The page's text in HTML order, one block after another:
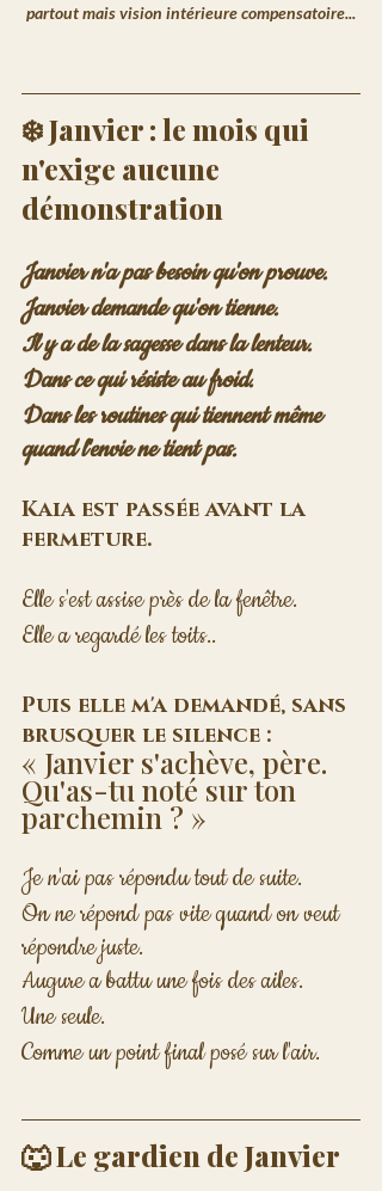
partout mais vision intérieure compensatoire...
❄️ Janvier : le mois qui
n'exige aucune
démonstration
Janvier n'a pas besoin qu'on prouve.
Janvier demande qu'on tienne.
Il y a de la sagesse dans la lenteur.
Dans ce qui résiste au froid.
Dans les routines qui tiennent même
quand l'envie ne tient pas.
Kaia est passée avant la
fermeture.
Elle s'est assise près de la fenêtre.
Elle a regardé les toits..
Puis elle m'a demandé, sans
brusquer le silence :
« Janvier s'achève, père.
Qu'as-tu noté sur ton
parchemin ? »
Je n'ai pas répondu tout de suite.
On ne répond pas vite quand on veut
répondre juste.
Augure a battu une fois des ailes.
Une seule.
Comme un point final posé sur l'air.
🐺 Le gardien de Janvier